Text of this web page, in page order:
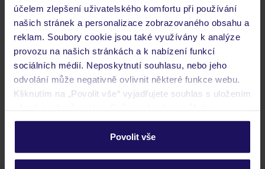
účelem zlepšení uživatelského komfortu při používání
našich stránek a personalizace zobrazovaného obsahu a
reklam. Soubory cookie jsou také využívány k analýze
provozu na našich stránkách a k nabízení funkcí
sociálních médií. Neposkytnutí souhlasu, nebo jeho
odvolání může negativně ovlivnit některé funkce webu.
Kliknutím na „Povolit vše“ vyjadřujete souhlas s uložením
personalizovat v sekci „Personalizace“.
Podrobné informace o souborech cookie naleznete v
Povolit vše
Často kladené otázky
Jaké doklady jsou potřebné při cestování?
Budeme ubytováni ihned po příjezdu do hotelu?
Kam jít po přistání a vyzvednutí zavazadel?